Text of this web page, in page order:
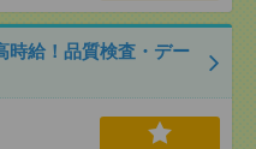
時給！品質検査・デー